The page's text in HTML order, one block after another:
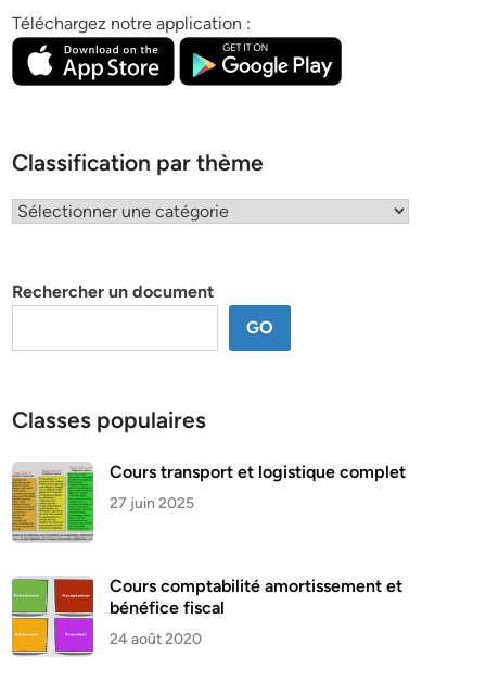
Téléchargez notre application :
Classification par thème
Classification
Rechercher un document
GO
Classes populaires
Cours transport et logistique complet
27 juin 2025
Cours comptabilité amortissement et
bénéfice fiscal
24 août 2020